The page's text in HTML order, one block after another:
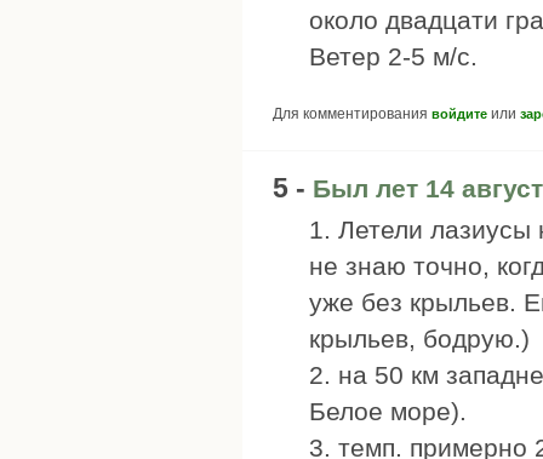
около двадцати
Ветер 2-5 м/с.
Для комментирования войдите или
5 - Был лет 14
1. Летели лазиусы
не знаю точно,
уже без крыльев.
крыльев, бодрую.)
2. на 50 км
Белое море).
3. темп. примерно